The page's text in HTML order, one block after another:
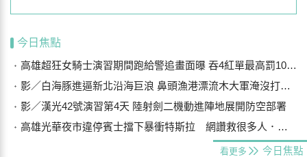
今日焦點
高雄超狂女騎士演習期間跑給警追畫面曝 吞4紅單最高罰10萬被送醫
影／白海豚進逼新北沿海巨浪 鼻頭漁港漂流木大軍淹沒打上岸
影／漢光42號演習第4天 陸射劍二機動進陣地展開防空部署
高雄光華夜市違停賓士擋下暴衝特斯拉 網讚救很多人．．車主曝光是他
看更多 今日焦點